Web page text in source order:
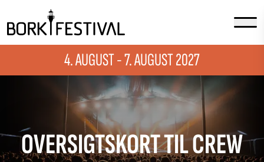
4. AUGUST - 7. AUGUST 2027
OVERSIGTSKORT TIL CREW